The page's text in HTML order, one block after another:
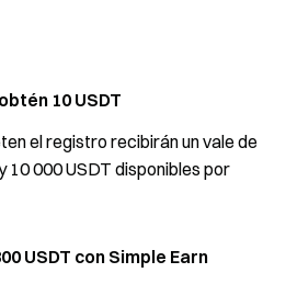
10 USDT
el registro recibirán un vale de
10 000 USDT disponibles por
USDT con Simple Earn